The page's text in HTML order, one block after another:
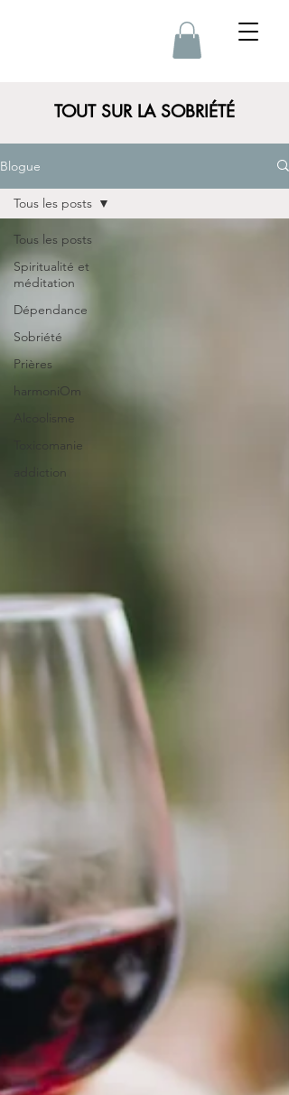
TOUT SUR LA SOBRIÉTÉ
Blogue
Tous les posts
Spiritualité et
méditation
Dépendance
Sobriété
Prières
harmoniOm
Alcoolisme
Toxicomanie
addiction
Tous les posts